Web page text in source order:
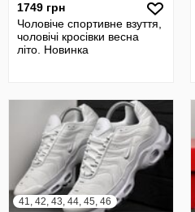
1749 грн
Чоловіче спортивне взуття,
чоловічі кросівки весна
літо. Новинка
41, 42, 43, 44, 45, 46